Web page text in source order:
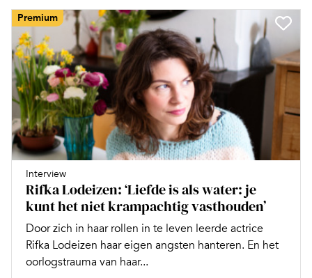
Premium
Interview
Rifka Lodeizen: ‘Liefde is als water: je
kunt het niet krampachtig vasthouden’
Door zich in haar rollen in te leven leerde actrice
Rifka Lodeizen haar eigen angsten hanteren. En het
oorlogstrauma van haar...